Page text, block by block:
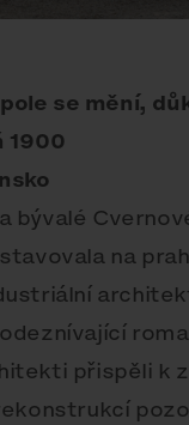
se mění,
1900
bývalé
na
přispěli k